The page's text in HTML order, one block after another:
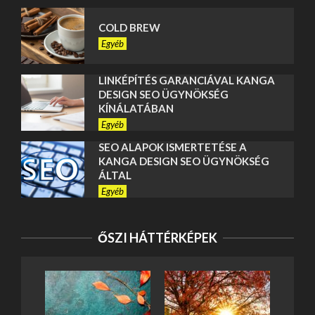
COLD BREW
Egyéb
LINKÉPÍTÉS GARANCIÁVAL KANGA
DESIGN SEO ÜGYNÖKSÉG
KÍNÁLATÁBAN
Egyéb
SEO ALAPOK ISMERTETÉSE A
KANGA DESIGN SEO ÜGYNÖKSÉG
ÁLTAL
Egyéb
POCHOZOVÝ ROŠT
Egyéb
TEŠKA REŠETKA
Egyéb
ŐSZI HÁTTÉRKÉPEK